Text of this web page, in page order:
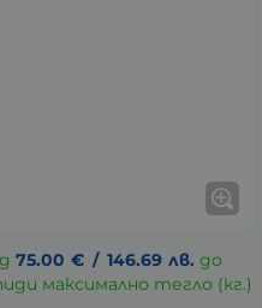
75.00 € / 146.69 лв. до
максимално тегло (кг.)